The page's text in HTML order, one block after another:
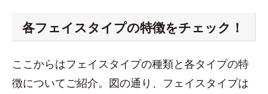
各フェイスタイプの特徴をチェック！
ここからはフェイスタイプの種類と各タイプの特
徴についてご紹介。図の通り、フェイスタイプは